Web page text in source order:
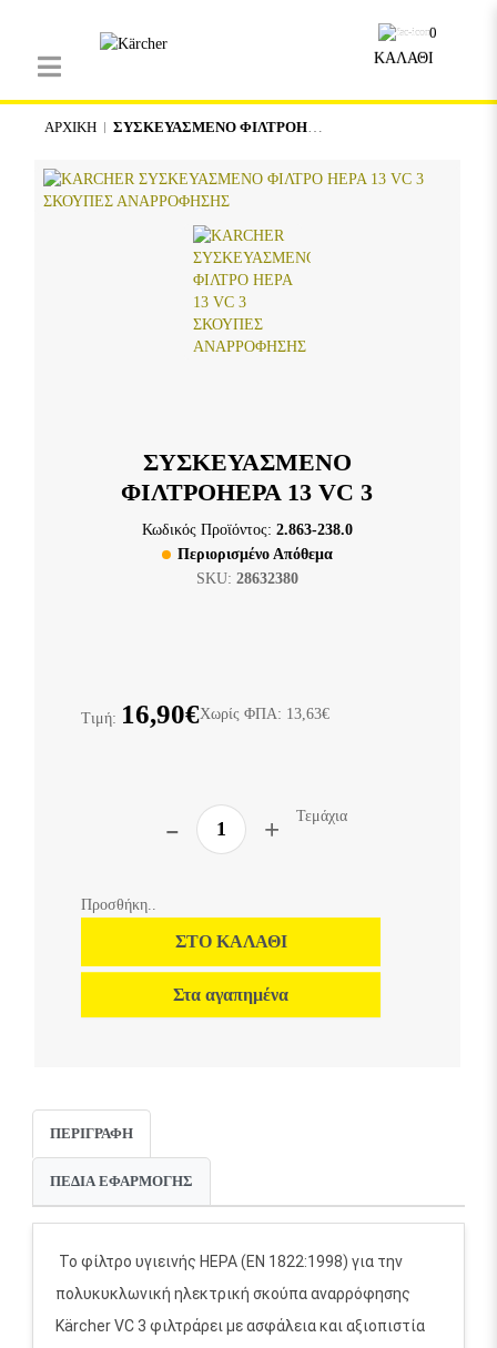
ΚΑΛΑΘΙ
0
ΑΡΧΙΚΉ ΣΥΣΚΕΥΑΣΜΕΝΟ ΦΙΛΤΡΟHEPA 13 VC 3
ΣΥΣΚΕΥΑΣΜΕΝΟ
ΦΙΛΤΡΟHEPA 13 VC 3
Κωδικός Προϊόντος: 2.863-238.0
Περιορισμένο Απόθεμα
SKU: 28632380
Τιμή: 16,90€Χωρίς ΦΠΑ: 13,63€
Τεμάχια
Προσθήκη..
ΣΤΟ ΚΑΛΆΘΙ
Στα αγαπημένα
ΠΕΡΙΓΡΑΦΉ
ΠΕΔΊΑ ΕΦΑΡΜΟΓΉΣ
Το φίλτρο υγιεινής HEPA (EN 1822:1998) για την
πολυκυκλωνική ηλεκτρική σκούπα αναρρόφησης
Kärcher VC 3 φιλτράρει με ασφάλεια και αξιοπιστία